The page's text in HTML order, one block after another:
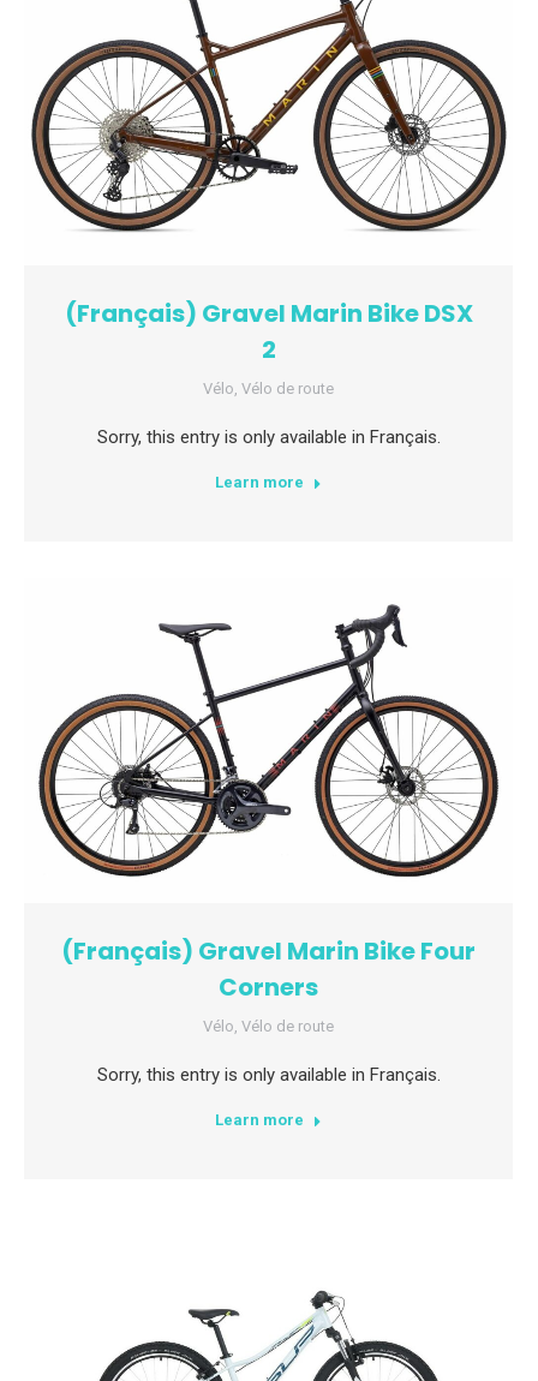
(Français) Gravel Marin Bike DSX
2
Vélo, Vélo de route
Sorry, this entry is only available in Français.
Learn more
(Français) Gravel Marin Bike Four
Corners
Vélo, Vélo de route
Sorry, this entry is only available in Français.
Learn more